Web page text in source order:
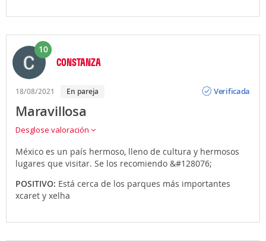
10
CONSTANZA
18/08/2021 En pareja
Verificada
Maravillosa
Desglose valoración
México es un país hermoso, lleno de cultura y hermosos
lugares que visitar. Se los recomiendo &#128076;
POSITIVO: Está cerca de los parques más importantes
xcaret y xelha